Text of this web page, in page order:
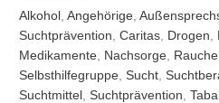
Alkohol ,Angehörige,
Suchtprävention,Caritas, Drogen,
Medikamente, Nachsorge,
Selbsthilfegruppe, Sucht,
Suchtmittel , Suchtprävention,